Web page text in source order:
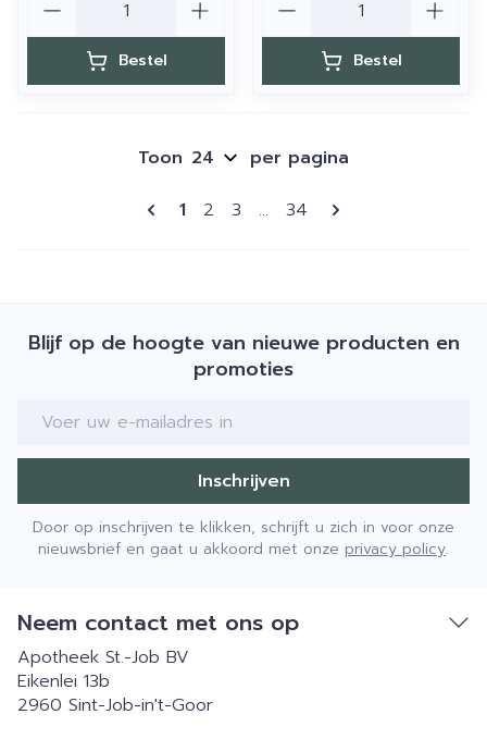
Bestel Bestel
Pagina's
U lees momenteel pagina
1 Pagina
2 Pagina
3 ... Pagina
34
Toon per pagina
Blijf op de hoogte van nieuwe producten en
promoties
E-mail adres
Inschrijven
Door op inschrijven te klikken, schrijft u zich in voor onze
nieuwsbrief en gaat u akkoord met onze privacy policy.
Neem contact met ons op
Apotheek St.-Job BV
Eikenlei 13b
2960 Sint-Job-in't-Goor